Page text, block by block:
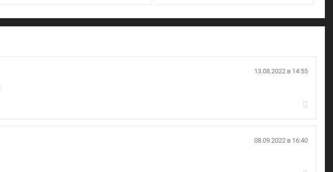
13.08.2022 в 14:55
08.09.2022 в 16:40